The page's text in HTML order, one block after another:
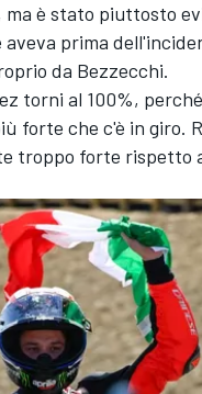
è stato piuttosto
prima
da Bezzecchi.
torni al 100%,
forte che c'è in giro.
troppo forte rispetto